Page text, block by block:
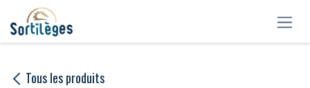
Se rendre au contenu
Tous les produits